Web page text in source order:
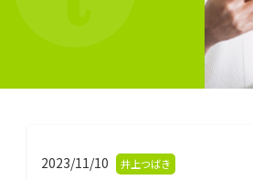
2023/11/10 井上つばき